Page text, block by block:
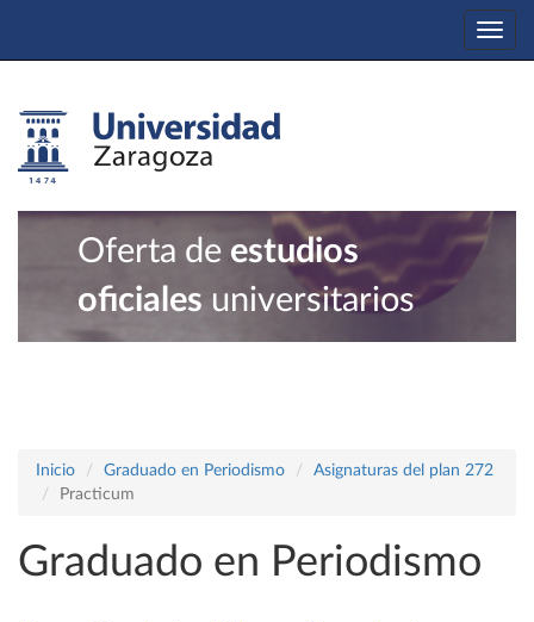
Oferta de estudios
oficiales universitarios
Inicio Graduado en Periodismo
Asignaturas del plan 272
Practicum
Graduado en Periodismo